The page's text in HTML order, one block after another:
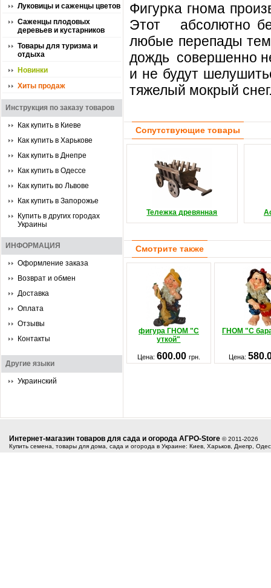
Луковицы и саженцы цветов
Саженцы плодовых
деревьев и кустарников
Товары для туризма и
отдыха
Новинки
Хиты продаж
Инструкция по заказу товаров
Как купить в Киеве
Как купить в Харькове
Как купить в Днепре
Как купить в Одессе
Как купить во Львове
Как купить в Запорожье
Купить в других городах
Украины
ИНФОРМАЦИЯ
Оформление заказа
Возврат и обмен
Доставка
Оплата
Отзывы
Контакты
Другие языки
Украинский
Фигурка гнома
Этот абсолютно
любые перепады
дождь совершенно
и не будут
тяжелый мокрый
Сопутствующие товары
Тележка древянная
Смотрите также
фигура ГНОМ "С
уткой"
ГНОМ "С
Цена: 600.00 грн. Цена:
Интернет-магазин товаров для сада и огорода АГРО-Store © 2011-2026
Купить семена, товары для дома, сада и огорода в Украине: Киев, Харьков, Днепр,